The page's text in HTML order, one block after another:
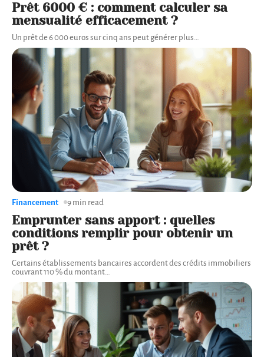
Prêt 6000 € : comment calculer sa
mensualité efficacement ?
Un prêt de 6 000 euros sur cinq ans peut générer plus…
Emprunter sans apport : quelles
conditions remplir pour obtenir un
prêt ?
Certains établissements bancaires accordent des crédits immobiliers
couvrant 110 % du montant
Financement 9 min read